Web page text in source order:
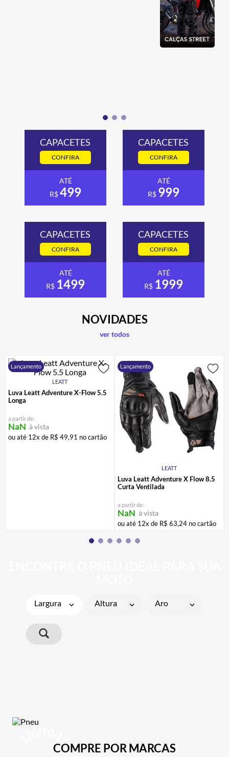
CAPACETES
CONFIRA
ATÉ
R$499
CAPACETES
CONFIRA
ATÉ
R$ 999
CAPACETES
CONFIRA
ATÉ
R$ 1499
CAPACETES
CONFIRA
ATÉ
R$ 1999
NOVIDADES
ver todos
Lançamento
LEATT
Luva Leatt Adventure X-Flow 5.5
Longa
a partir de:
NaN à vista
ou até 12x de R$ 49,91 no cartão
Lançamento
LEATT
Luva Leatt Adventure X Flow 8.5
Curta Ventilada
a partir de:
NaN à vista
ou até 12x de R$ 63,24 no cartão
Largura Altura Aro
COMPRE POR MARCAS